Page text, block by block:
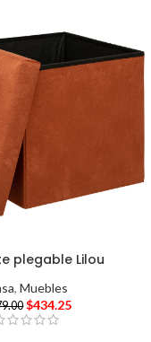
plegable Lilou
, Muebles
$434.25